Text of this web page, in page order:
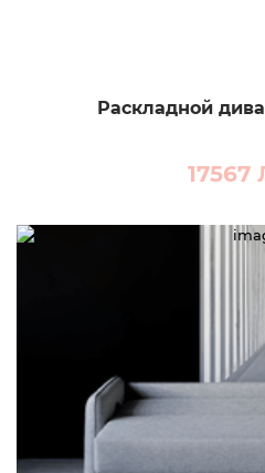
Раскладной
17567